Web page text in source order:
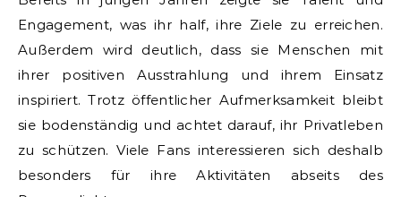
Engagement, was ihr half, ihre Ziele zu erreichen.
Außerdem wird deutlich, dass sie Menschen mit
ihrer positiven Ausstrahlung und ihrem Einsatz
inspiriert. Trotz öffentlicher Aufmerksamkeit bleibt
sie bodenständig und achtet darauf, ihr Privatleben
zu schützen. Viele Fans interessieren sich deshalb
besonders für ihre Aktivitäten abseits des